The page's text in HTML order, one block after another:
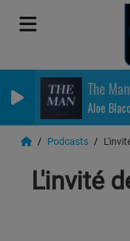
The Man
Aloe Blacc
Podcasts
L'invité